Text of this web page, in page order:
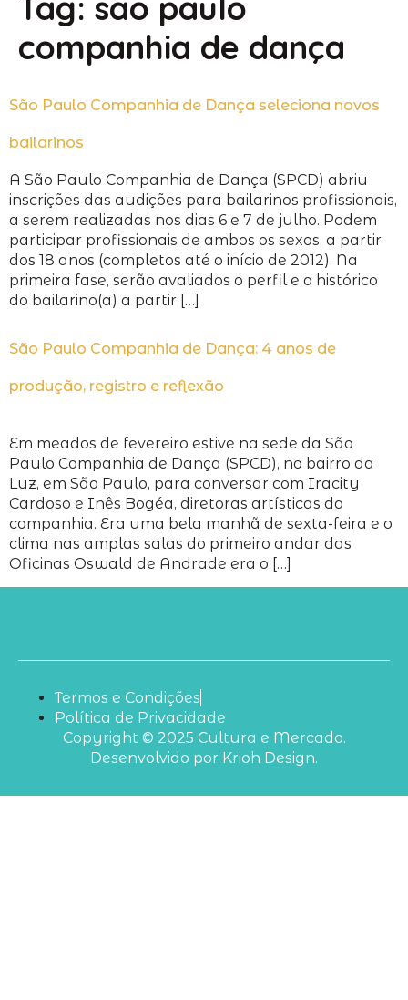
companhia de dança
São Paulo Companhia de Dança seleciona novos
bailarinos
A São Paulo Companhia de Dança (SPCD) abriu
inscrições das audições para bailarinos profissionais,
a serem realizadas nos dias 6 e 7 de julho. Podem
participar profissionais de ambos os sexos, a partir
dos 18 anos (completos até o início de 2012). Na
primeira fase, serão avaliados o perfil e o histórico
do bailarino(a) a partir […]
São Paulo Companhia de Dança: 4 anos de
produção, registro e reflexão
Em meados de fevereiro estive na sede da São
Paulo Companhia de Dança (SPCD), no bairro da
Luz, em São Paulo, para conversar com Iracity
Cardoso e Inês Bogéa, diretoras artísticas da
companhia. Era uma bela manhã de sexta-feira e o
clima nas amplas salas do primeiro andar das
Oficinas Oswald de Andrade era o […]
Copyright © 2025 Cultura e Mercado.
Desenvolvido por Krioh Design.
Termos e Condições
Política de Privacidade